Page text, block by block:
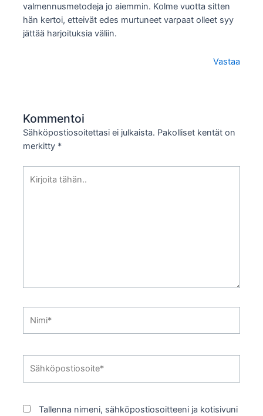
valmennusmetodeja jo aiemmin. Kolme vuotta sitten
hän kertoi, etteivät edes murtuneet varpaat olleet syy
jättää harjoituksia väliin.
Vastaa
Kommentoi
Sähköpostiosoitettasi ei julkaista. Pakolliset kentät on
merkitty *
tähän..
Tallenna nimeni, sähköpostiosoitteeni ja kotisivuni